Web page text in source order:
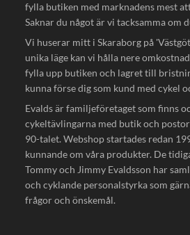
fylla butiken med marknadens mest
Saknar du något är vi tacksamma om
Vi huserar mitt i Skaraborg på
unika läge kan vi hålla nere
fylla upp butiken och lagret till
kunna förse dig som kund med cykel
Evalds är familjeföretaget som finns
cykeltävlingarna med butik och
90-talet. Webshop startades redan
kunnande om våra produkter. De
Tommy och Jimmy Evaldsson har
och cyklande personalstyrka som
frågor och önskemål.